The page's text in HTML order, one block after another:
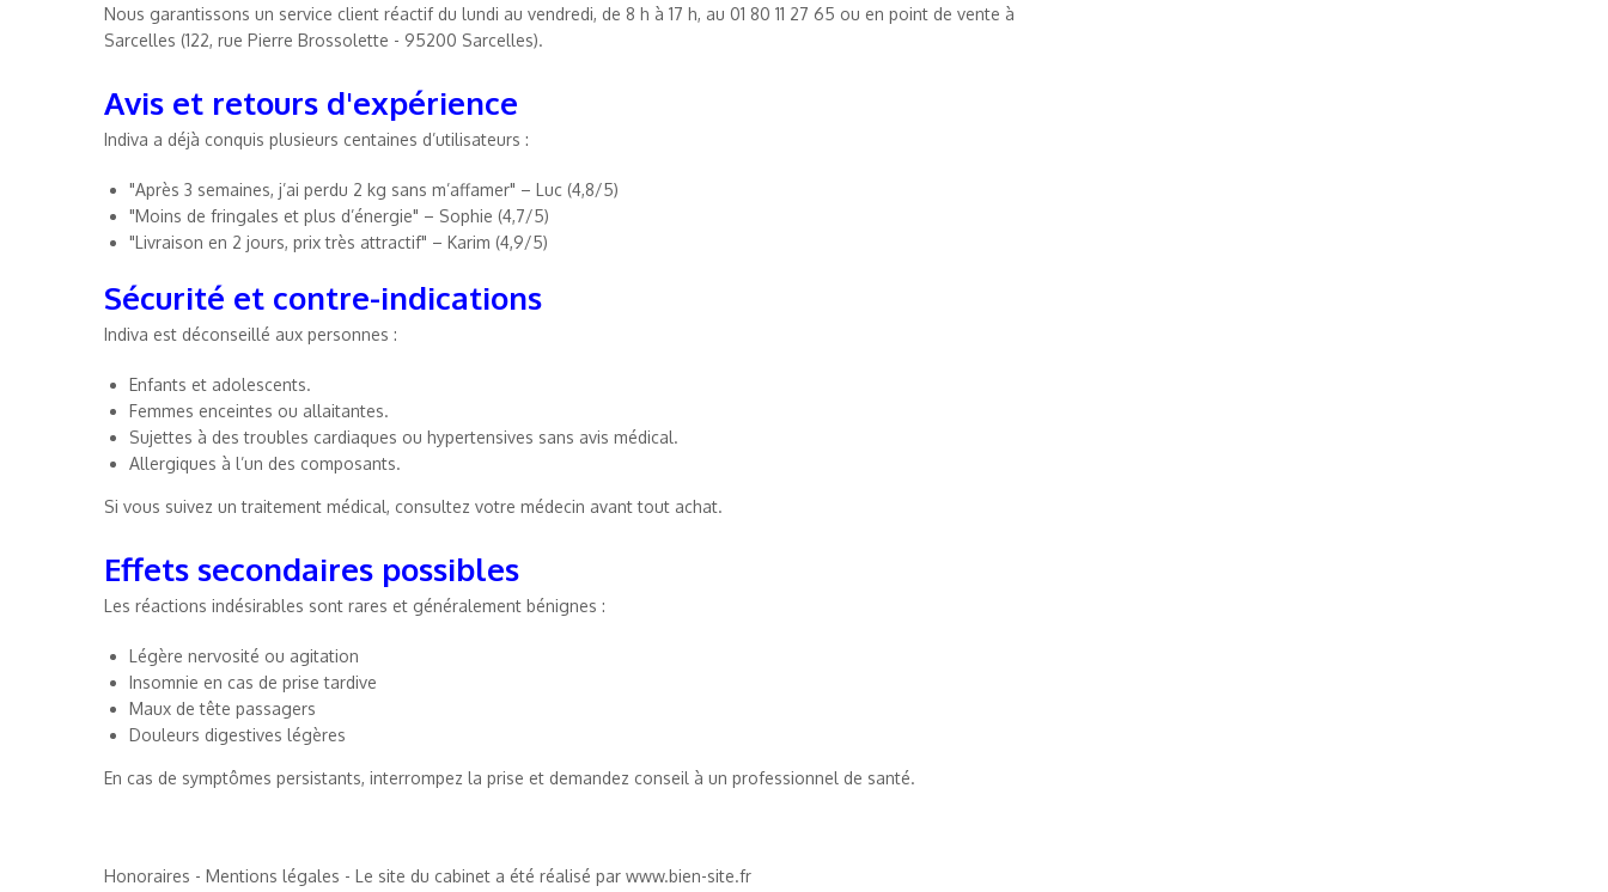
Nous garantissons un service client réactif du lundi au vendredi, de 8 h à 17 h, au 01 80 11 27 65 ou en point de vente à
Sarcelles (122, rue Pierre Brossolette - 95200 Sarcelles).
Avis et retours d'expérience
Indiva a déjà conquis plusieurs centaines d’utilisateurs :
"Après 3 semaines, j’ai perdu 2 kg sans m’affamer" – Luc (4,8/5)
"Moins de fringales et plus d’énergie" – Sophie (4,7/5)
"Livraison en 2 jours, prix très attractif" – Karim (4,9/5)
Sécurité et contre-indications
Indiva est déconseillé aux personnes :
Enfants et adolescents.
Femmes enceintes ou allaitantes.
Sujettes à des troubles cardiaques ou hypertensives sans avis médical.
Allergiques à l’un des composants.
Si vous suivez un traitement médical, consultez votre médecin avant tout achat.
Effets secondaires possibles
Les réactions indésirables sont rares et généralement bénignes :
Légère nervosité ou agitation
Insomnie en cas de prise tardive
Maux de tête passagers
Douleurs digestives légères
En cas de symptômes persistants, interrompez la prise et demandez conseil à un professionnel de santé.
Honoraires - Mentions légales - Le site du cabinet a été réalisé par www.bien-site.fr